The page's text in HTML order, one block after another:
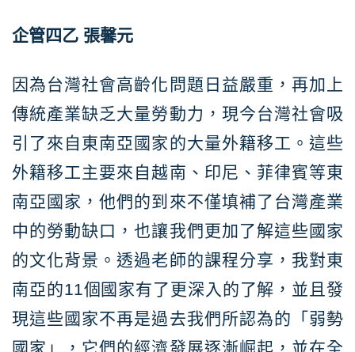
企管四乙 張馨元
因為台灣社會高齡化問題日益嚴重，再加上
傳統產業缺乏大量勞動力，現今台灣社會吸
引了來自東南亞國家的大量外籍移工。這些
外籍移工主要來自越南、印尼、菲律賓等東
南亞國家，他們的到來不僅填補了台灣產業
中的勞動缺口，也讓我們更加了解這些國家
的文化背景。透過老師的課程分享，我對東
南亞的11個國家有了更深入的了解，並且發
現這些國家不再是過去我們所認為的「弱勢
國家」，它們的經濟發展逐漸崛起，並在全